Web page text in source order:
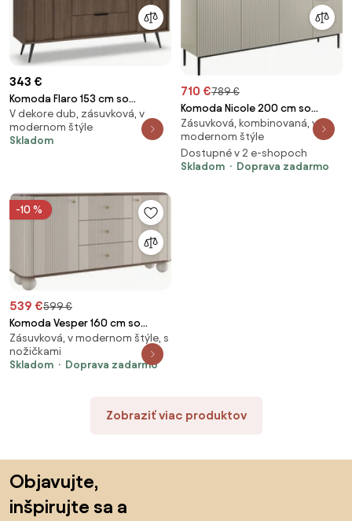
343 €
Komoda Flaro 153 cm so
zásuvkami - dub dunin
V dekore dub, zásuvková, v
modernom štýle
Skladom
710 €789 €
Komoda Nicole 200 cm so
štyrmi dverami a zásuvkami s
ryhovaným čelom - kasmír /
čierne nožičky
Zásuvková, kombinovaná, v
modernom štýle
Dostupné v 2 e-shopoch
Skladom
Doprava zadarmo
-10 %
539 €599 €
Komoda Vesper 160 cm so
zásuvkami na guľatých nohách
- kašmír / orech / zlaté úchytky
Zásuvková, v modernom štýle, s
nožičkami
Skladom
Doprava zadarmo
Zobraziť viac produktov
Objavujte,
inšpirujte sa a